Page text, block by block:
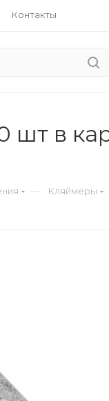
Контакты
в
— Кляймеры